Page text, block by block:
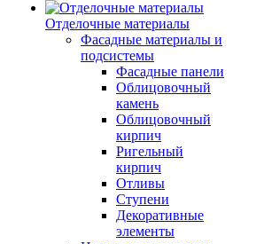
Отделочные материалы
Фасадные материалы и
подсистемы
Фасадные панели
Облицовочный
камень
Облицовочный
кирпич
Ригельный
кирпич
Отливы
Ступени
Декоративные
элементы